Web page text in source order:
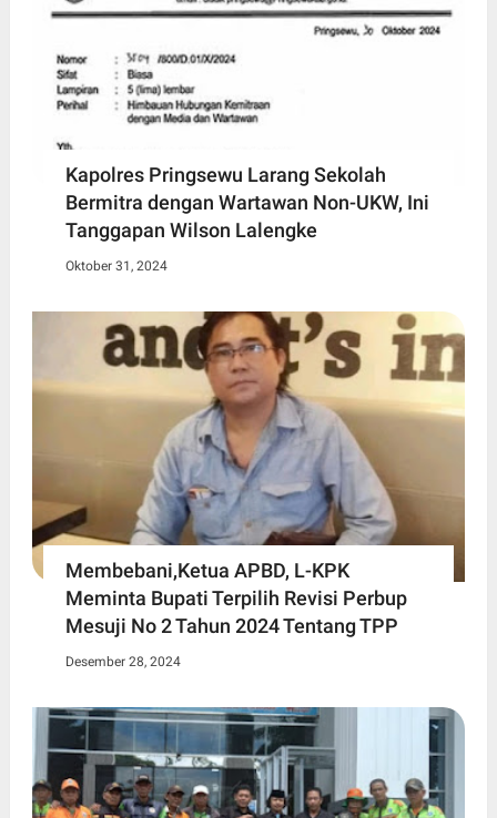
Kapolres Pringsewu Larang Sekolah
Bermitra dengan Wartawan Non-UKW, Ini
Tanggapan Wilson Lalengke
Oktober 31, 2024
Membebani,Ketua APBD, L-KPK
Meminta Bupati Terpilih Revisi Perbup
Mesuji No 2 Tahun 2024 Tentang TPP
Desember 28, 2024